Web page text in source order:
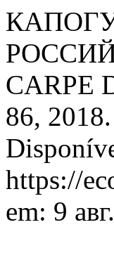
CАRPE
86,
https://
em: 9